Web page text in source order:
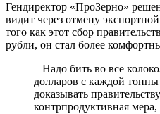
Гендиректор «ПроЗерно»
видит через отмену
того как этот сбор
рубли, он стал более
– Надо бить во все
долларов с каждой
доказывать
контрпродуктивная